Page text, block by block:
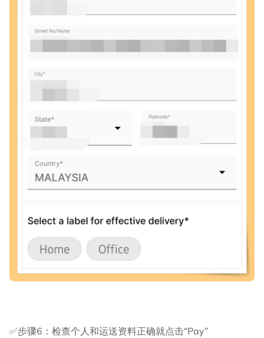
✅步骤6：检查个人和运送资料正确就点击“Pay”